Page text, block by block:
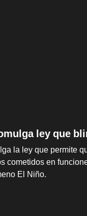
ley que
la ley que permite
cometidos en
El Niño.